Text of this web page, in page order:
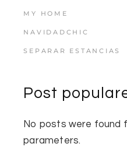
MY HOME
NAVIDADCHIC
SEPARAR ESTANCIAS
Post
No posts were found
parameters.